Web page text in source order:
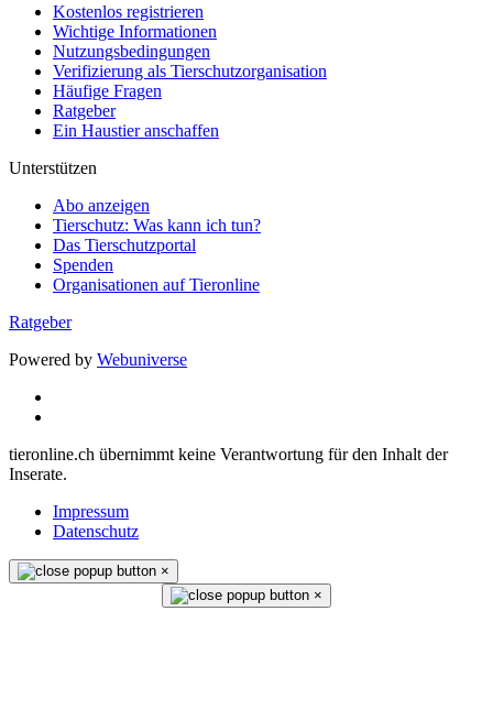
Kostenlos registrieren
Wichtige Informationen
Nutzungsbedingungen
Verifizierung als Tierschutzorganisation
Häufige Fragen
Ratgeber
Ein Haustier anschaffen
Unterstützen
Abo anzeigen
Tierschutz: Was kann ich tun?
Das Tierschutzportal
Spenden
Organisationen auf Tieronline
Ratgeber
Powered by Webuniverse
tieronline.ch übernimmt keine Verantwortung für den Inhalt der
Inserate.
Impressum
Datenschutz
×
×